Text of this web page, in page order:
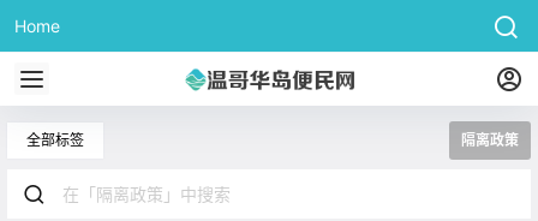
Home
全部标签 隔离政策